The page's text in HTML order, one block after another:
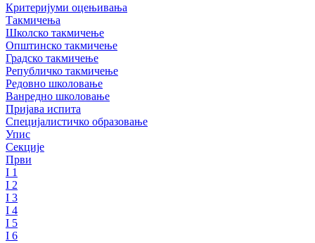
Критеријуми оцењивања
Такмичења
Школско такмичење
Општинско такмичење
Градско такмичење
Републичко такмичење
Редовно школовање
Ванредно школовање
Пријава испита
Специјалистичко образовање
Упис
Секције
Први
I 1
I 2
I 3
I 4
I 5
I 6